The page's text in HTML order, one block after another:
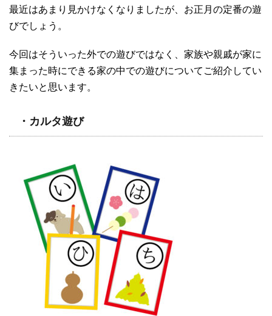
最近はあまり見かけなくなりましたが、お正月の定番の遊
びでしょう。
今回はそういった外での遊びではなく、家族や親戚が家に
集まった時にできる家の中での遊びについてご紹介してい
きたいと思います。
・カルタ遊び